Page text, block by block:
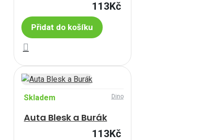
113Kč
Přidat do košíku
Skladem Dino
Auta Blesk a Burák
113Kč